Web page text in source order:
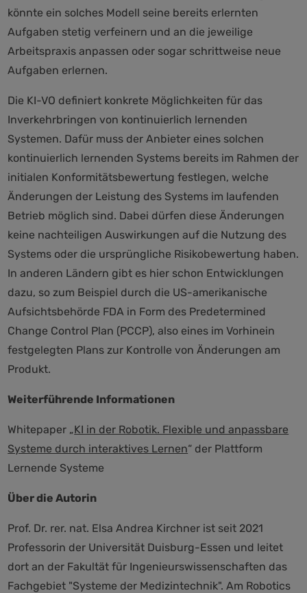
könnte ein solches Modell seine bereits erlernten
Aufgaben stetig verfeinern und an die jeweilige
Arbeitspraxis anpassen oder sogar schrittweise neue
Aufgaben erlernen.
Die KI-VO definiert konkrete Möglichkeiten für das
Inverkehrbringen von kontinuierlich lernenden
Systemen. Dafür muss der Anbieter eines solchen
kontinuierlich lernenden Systems bereits im Rahmen der
initialen Konformitätsbewertung festlegen, welche
Änderungen der Leistung des Systems im laufenden
Betrieb möglich sind. Dabei dürfen diese Änderungen
keine nachteiligen Auswirkungen auf die Nutzung des
Systems oder die ursprüngliche Risikobewertung haben.
In anderen Ländern gibt es hier schon Entwicklungen
dazu, so zum Beispiel durch die US-amerikanische
Aufsichtsbehörde FDA in Form des Predetermined
Change Control Plan (PCCP), also eines im Vorhinein
festgelegten Plans zur Kontrolle von Änderungen am
Produkt.
Weiterführende Informationen
Whitepaper „KI in der Robotik. Flexible und anpassbare
Systeme durch interaktives Lernen“ der Plattform
Lernende Systeme
Über die Autorin
Prof. Dr. rer. nat. Elsa Andrea Kirchner ist seit 2021
Professorin der Universität Duisburg-Essen und leitet
dort an der Fakultät für Ingenieurswissenschaften das
Fachgebiet "Systeme der Medizintechnik". Am Robotics